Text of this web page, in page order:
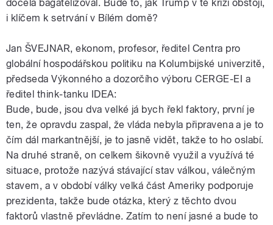
docela bagatelizoval. Bude to, jak Trump v té krizi obstojí,
i klíčem k setrvání v Bílém domě?
Jan ŠVEJNAR, ekonom, profesor, ředitel Centra pro
globální hospodářskou politiku na Kolumbijské univerzitě,
předseda Výkonného a dozorčího výboru CERGE-EI a
ředitel think-tanku IDEA:
Bude, bude, jsou dva velké já bych řekl faktory, první je
ten, že opravdu zaspal, že vláda nebyla připravena a je to
čím dál markantnější, je to jasně vidět, takže to ho oslabí.
Na druhé straně, on celkem šikovně využil a využívá té
situace, protože nazývá stávající stav válkou, válečným
stavem, a v období války velká část Ameriky podporuje
prezidenta, takže bude otázka, který z těchto dvou
faktorů vlastně převládne. Zatím to není jasné a bude to